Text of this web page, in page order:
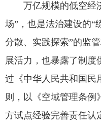
万亿规模的低空经
场”，也是法治建设的“
分散、实践探索”的监
展活力，也暴露了制度
过《中华人民共和国民
则，以《空域管理条例
方试点经验完善责任认